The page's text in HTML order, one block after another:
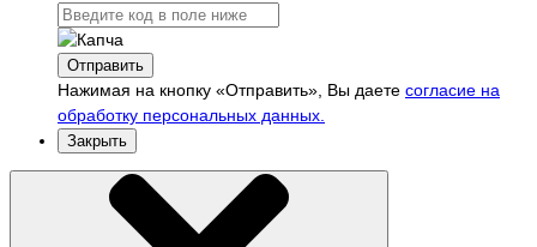
Отправить
Нажимая на кнопку «Отправить», Вы даете согласие на
обработку персональных данных.
Закрыть